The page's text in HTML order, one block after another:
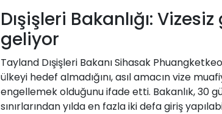
Dışişleri Bakanlığı: Vizesiz
geliyor
Tayland Dışişleri Bakanı Sihasak
ülkeyi hedef almadığını, asıl amacın vize
engellemek olduğunu ifade etti. Bakanlık, 30
sınırlarından yılda en fazla iki defa giriş